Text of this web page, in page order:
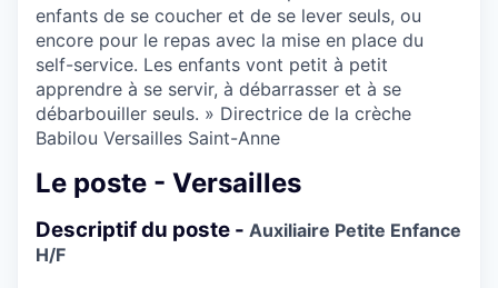
enfants de se coucher et de se lever seuls, ou
encore pour le repas avec la mise en place du
self-service. Les enfants vont petit à petit
apprendre à se servir, à débarrasser et à se
débarbouiller seuls. » Directrice de la crèche
Babilou Versailles Saint-Anne
Le poste - Versailles
Descriptif du poste - Auxiliaire Petite Enfance
H/F